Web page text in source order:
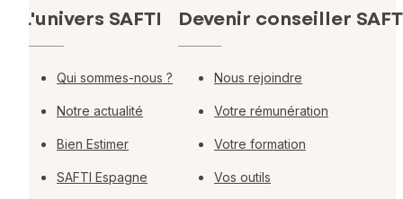
L'univers SAFTI
Qui sommes-nous ?
Notre actualité
Bien Estimer
SAFTI Espagne
Devenir conseiller
Nous rejoindre
Votre rémunération
Votre formation
Vos outils